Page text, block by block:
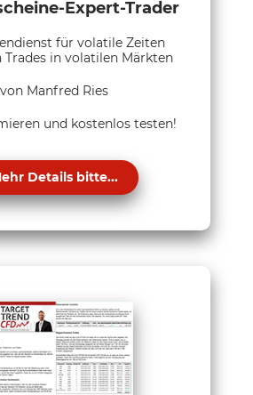
Expert-Trader
für volatile Zeiten
Trades in volatilen Märkten
von Manfred Ries
und kostenlos testen!
Details bitte...